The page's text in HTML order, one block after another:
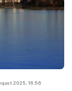
2025, 16:56